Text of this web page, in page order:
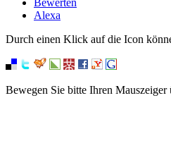
Alexa
Durch einen Klick auf die Icon
Bewegen Sie bitte Ihren Mauszeiger